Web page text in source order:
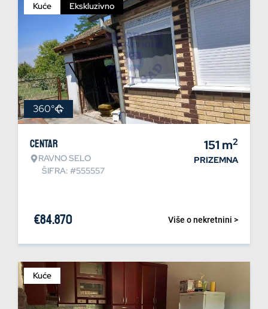
Kuće Ekskluzivno
360°
Centar
RAVNO SELO
ŠIFRA: #555557
151 m2
PRIZEMNA
Više o nekretnini >
€84.870
Kuće